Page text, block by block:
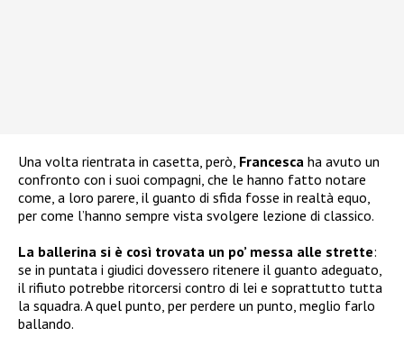
Una volta rientrata in casetta, però, Francesca ha avuto un
confronto con i suoi compagni, che le hanno fatto notare
come, a loro parere, il guanto di sfida fosse in realtà equo,
per come l’hanno sempre vista svolgere lezione di classico.
La ballerina si è così trovata un po’ messa alle strette:
se in puntata i giudici dovessero ritenere il guanto adeguato,
il rifiuto potrebbe ritorcersi contro di lei e soprattutto tutta
la squadra. A quel punto, per perdere un punto, meglio farlo
ballando.